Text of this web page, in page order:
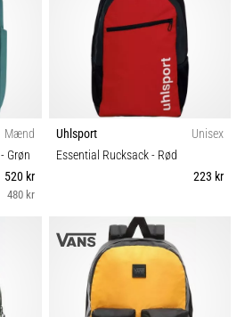
Mænd
- Grøn
520 kr
480 kr
Uhlsport
Unisex
Essential Rucksack- Rød
223 kr